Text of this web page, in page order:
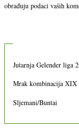
obrađuju podaci vaših
Jutarnja Gelender liga
Mrak kombinacija XIX
Sljemani/Buntai